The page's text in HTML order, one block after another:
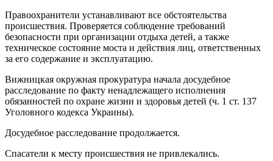
Правоохранители устанавливают все обстоятельства
происшествия. Проверяется соблюдение требований
безопасности при организации отдыха детей, а также
техническое состояние моста и действия лиц, ответственных
за его содержание и эксплуатацию.
Вижницкая окружная прокуратура начала досудебное
расследование по факту ненадлежащего исполнения
обязанностей по охране жизни и здоровья детей (ч. 1 ст. 137
Уголовного кодекса Украины).
Досудебное расследование продолжается.
Спасатели к месту происшествия не привлекались.